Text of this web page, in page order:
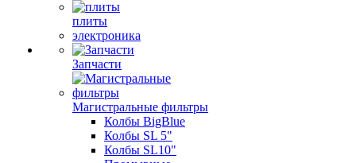
плиты
электроника
Запчасти
Магистральные фильтры
Колбы BigBlue
Колбы SL 5"
Колбы SL10"